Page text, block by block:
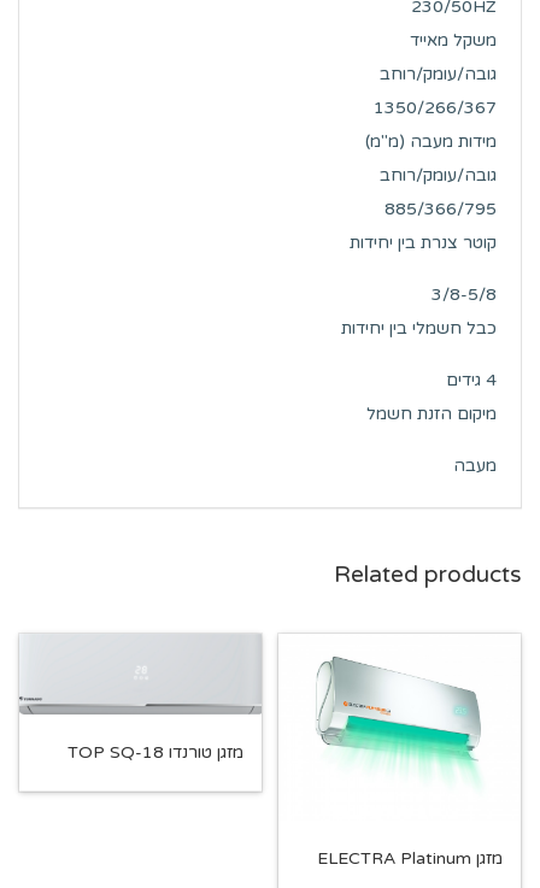
230/50HZ
משקל מאייד
גובה/עומק/רוחב
1350/266/367
מידות מעבה (מ"מ)
גובה/עומק/רוחב
885/366/795
קוטר צנרת בין יחידות
3/8-5/8
כבל חשמלי בין יחידות
4 גידים
מיקום הזנת חשמל
מעבה
Related products
מזגן טורנדו TOP SQ-18
מזגן ELECTRA Platinum